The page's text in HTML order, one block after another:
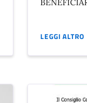
LEGGI ALTRO